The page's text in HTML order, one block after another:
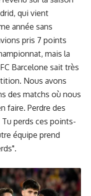
qui vient
année sans
pris 7 points
mais la
Barcelone sait très
Nous avons
des matchs où nous
faire. Perdre des
perds ces points-
équipe prend